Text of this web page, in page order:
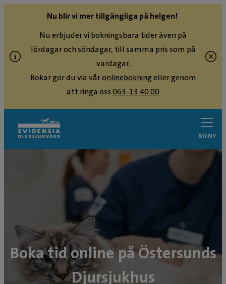
Nu blir vi mer tillgängliga på helgen!
Nu erbjuder vi bokningsbara tider även på
lördagar och söndagar, till samma pris som på
vardagar.
Bokar gör du via våronlinebokningeller genom
att ringa oss063-13 40 00
MENY
Boka tid online på Östersunds
Djursjukhus